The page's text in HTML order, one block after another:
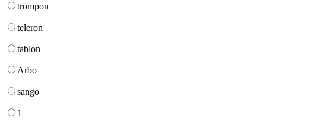
trompon
teleron
tablon
Arbo
sango
1